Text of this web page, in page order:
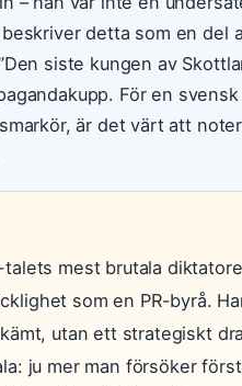
detta som en del
siste kungen av
För en
är det värt att
talets mest brutala
som en PR-byrå.
utan ett strategiskt
ju mer man försöker